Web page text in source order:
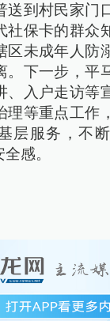
送到村民家门
社保卡的群众
区未成年人防
。下一步，平
、入户走访等
理等重点工作
层服务，不
感。